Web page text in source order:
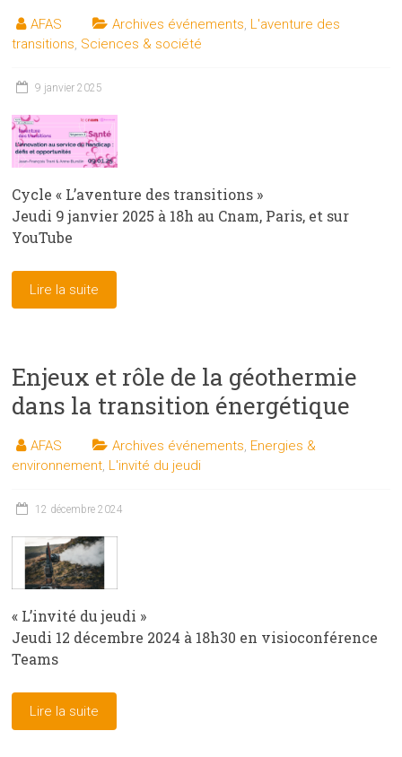
AFAS Archives événements, L'aventure des
transitions, Sciences & société
9 janvier 2025
Cycle « L’aventure des transitions »
Jeudi 9 janvier 2025 à 18h au Cnam, Paris, et sur
YouTube
Lire la suite
Enjeux et rôle de la géothermie
dans la transition énergétique
AFAS Archives événements, Energies &
environnement, L'invité du jeudi
12 décembre 2024
« L’invité du jeudi »
Jeudi 12 décembre 2024 à 18h30 en visioconférence
Teams
Lire la suite